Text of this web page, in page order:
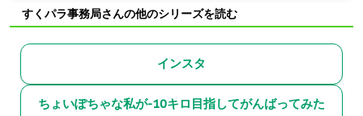
すくパラ事務局さんの他のシリーズを読む
インスタ
ちょいぽちゃな私が-10キロ目指してがんばってみた